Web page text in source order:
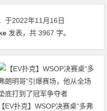
于2022年11月16日
发表，共 3967 字。
【EV扑克】WSOP决赛桌“多弗